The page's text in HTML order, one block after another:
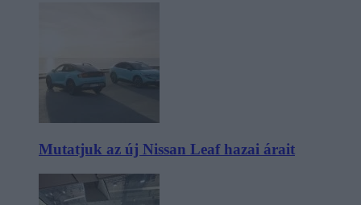
Mutatjuk az új Nissan Leaf hazai árait